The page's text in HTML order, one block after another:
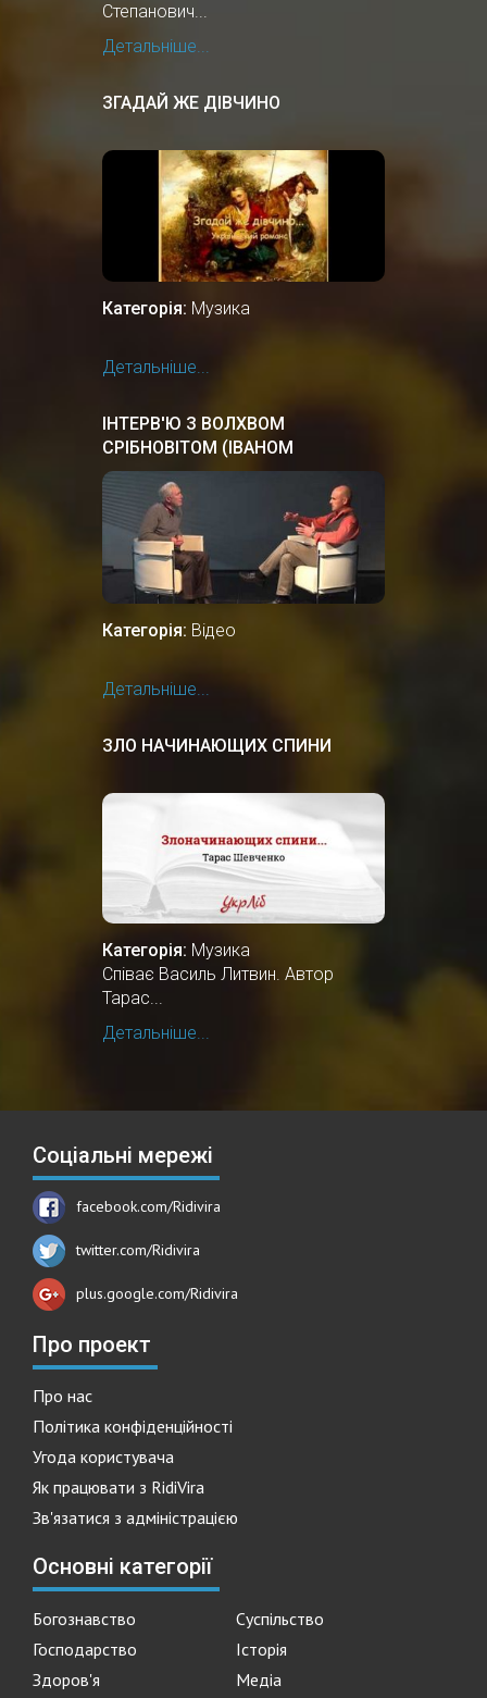
Степанович...
Детальніше...
ЗГАДАЙ ЖЕ ДІВЧИНО
Категорія: Музика
Детальніше...
ІНТЕРВ'Ю З ВОЛХВОМ
СРІБНОВІТОМ (ІВАНОМ
ТЕРНОВИМ)
Категорія: Відео
Детальніше...
ЗЛО НАЧИНАЮЩИХ СПИНИ
Категорія: Музика
Співає Василь Литвин. Автор
Тарас...
Детальніше...
Соціальні мережі
facebook.com/Ridivira
twitter.com/Ridivira
plus.google.com/Ridivira
Про проект
Про нас
Політика конфіденційності
Угода користувача
Як працювати з RidiVira
Зв'язатися з адміністрацією
Основні категорії
Богознавство
Суспільство
Господарство
Історія
Здоров'я
Медіа